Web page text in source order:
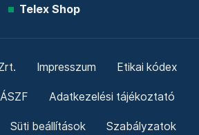
Telex Shop
Impresszum Etikai kódex
ÁSZF Adatkezelési tájékoztató
Süti beállítások Szabályzatok